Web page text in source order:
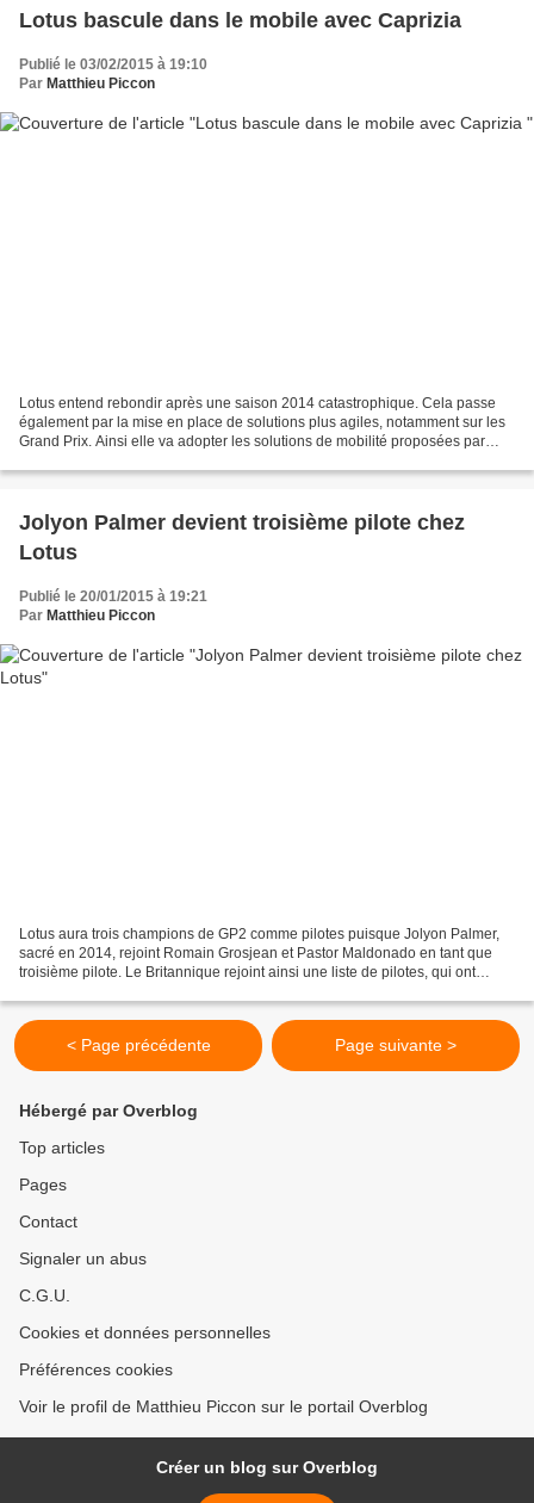
Lotus bascule dans le mobile avec Caprizia
Publié le 03/02/2015 à 19:10
Par Matthieu Piccon
Lotus entend rebondir après une saison 2014 catastrophique. Cela passe
également par la mise en place de solutions plus agiles, notamment sur les
Grand Prix. Ainsi elle va adopter les solutions de mobilité proposées par
Jolyon Palmer devient troisième pilote chez
Lotus
Publié le 20/01/2015 à 19:21
Par Matthieu Piccon
Lotus aura trois champions de GP2 comme pilotes puisque Jolyon Palmer,
sacré en 2014, rejoint Romain Grosjean et Pastor Maldonado en tant que
troisième pilote. Le Britannique rejoint ainsi une liste de pilotes, qui ont
< Page précédente Page suivante >
Hébergé par Overblog
Top articles
Pages
Contact
Signaler un abus
C.G.U.
Cookies et données personnelles
Préférences cookies
Voir le profil de Matthieu Piccon sur le portail Overblog
Créer un blog sur Overblog